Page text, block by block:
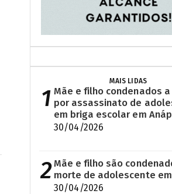
MAIS LIDAS
1 Mãe e filho condenados
por assassinato de
em briga escolar em
30/04/2026
2Mãe e filho são
morte de adolescente
30/04/2026